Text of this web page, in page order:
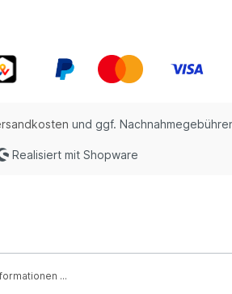
und ggf.
Realisiert mit Shopware
...